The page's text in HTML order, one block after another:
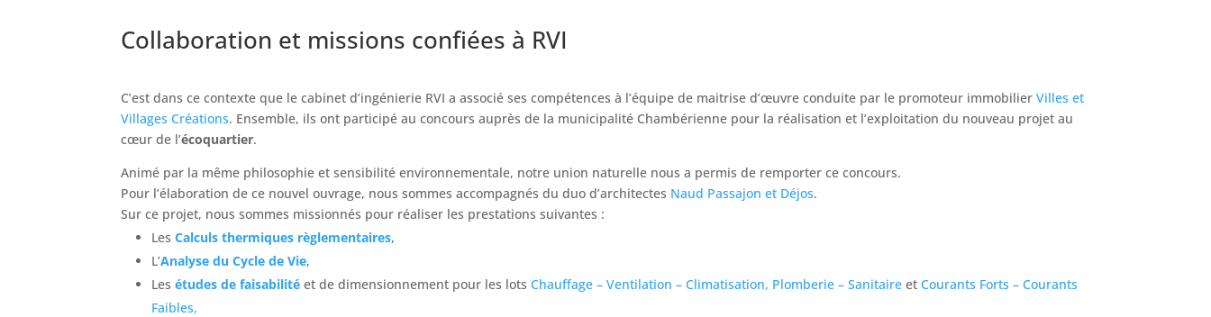
Collaboration et missions confiées à RVI
C’est dans ce contexte que le cabinet d’ingénierie RVI a associé ses compétences à l’équipe de maitrise d’œuvre conduite par le promoteur immobilierVilles et
Villages Créations. Ensemble, ils ont participé au concours auprès de la municipalité Chambérienne pour la réalisation et l’exploitation du nouveau projet au
cœur de l’écoquartier.
Animé par la même philosophie et sensibilité environnementale, notre union naturelle nous a permis de remporter ce concours.
Pour l’élaboration de ce nouvel ouvrage, nous sommes accompagnés du duo d’architectes Naud Passajon et Déjos.
Sur ce projet, nous sommes missionnés pour réaliser les prestations suivantes :
LesCalculs thermiques règlementaires,
L’Analyse du Cycle de Vie,
Lesétudes de faisabilitéet de dimensionnement pour les lotsChauffage – Ventilation – Climatisation, Plomberie – Sanitaire etCourants Forts – Courants
Faibles,